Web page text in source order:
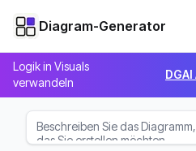
Diagram-Generator
Logik in Visuals
verwandeln